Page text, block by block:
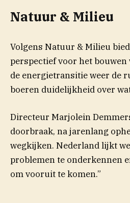
Natuur & Milieu
Volgens Natuur & Milieu
perspectief voor het
de energietransitie weer de
boeren duidelijkheid over
Directeur Marjolein
doorbraak, na jarenlang
wegkijken. Nederland lijkt
problemen te onderkennen
om vooruit te komen.”